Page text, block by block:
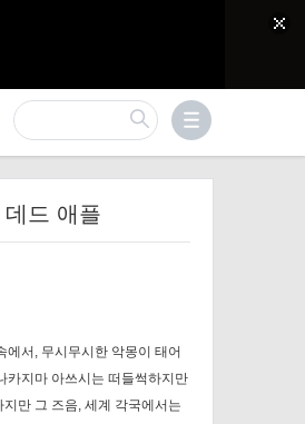
드 애플
에서, 무시무시한 악몽이 태어
카지마 아쓰시는 떠들썩하지만
만 그 즈음, 세계 각국에서는